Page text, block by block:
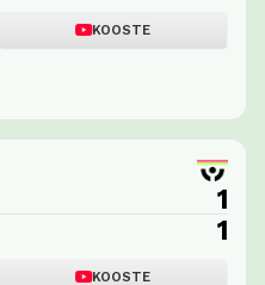
KOOSTE
1
1
KOOSTE